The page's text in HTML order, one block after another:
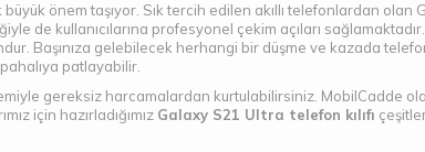
önem taşıyor. Sık tercih edilen akıllı telefonlardan olan
de kullanıcılarına profesyonel çekim açıları
Başınıza gelebilecek herhangi bir düşme ve kazada
patlayabilir.
gereksiz harcamalardan kurtulabilirsiniz. MobilCadde
için hazırladığımız Galaxy S21 Ultra telefon kılıfı